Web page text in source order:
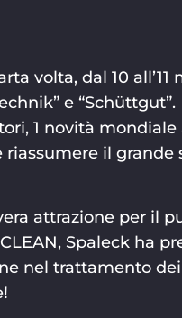
volta, dal 10 all’11
e “Schüttgut”.
1 novità
il grande
attrazione per il
Spaleck ha
nel trattamento